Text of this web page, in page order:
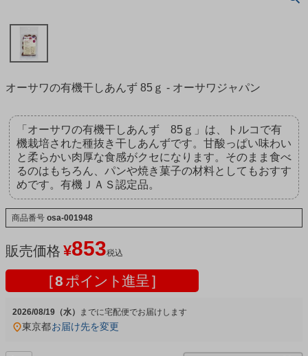
オーサワの有機干しあんず 85ｇ - オーサワジャパン
「オーサワの有機干しあんず 85ｇ」は、トルコで有
機栽培された種抜き干しあんずです。甘酸っぱい味わい
と柔らかい肉厚な食感がクセになります。そのまま食べ
るのはもちろん、パンや焼き菓子の材料としてもおすす
めです。有機ＪＡＳ認定品。
商品番号 osa-001948
販売価格 ¥853税込
[8 ポイント進呈 ]
2026/08/19（水） 宅配便
東京都お届け先を変更